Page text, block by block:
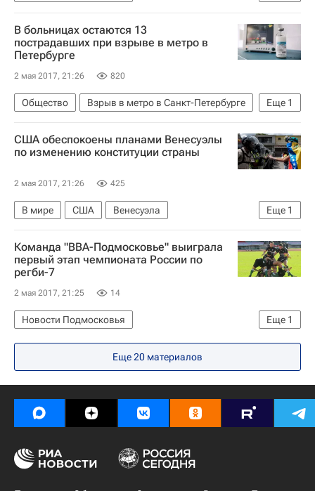
Московская область (Подмосковье)
В больницах остаются 13
пострадавших при взрыве в метро в
Петербурге
2 мая 2017, 21:26 820
Еще 1
Общество
Взрыв в метро в Санкт-Петербурге
Санкт-Петербург
США обеспокоены планами Венесуэлы
по изменению конституции страны
2 мая 2017, 21:26 425
Еще 1
В мире США
Венесуэла
Администрация президента США
Команда "ВВА-Подмосковье" выиграла
первый этап чемпионата России по
регби-7
2 мая 2017, 21:25 14
Еще 1
Новости Подмосковья
Московская область (Подмосковье)
Еще 20 материалов